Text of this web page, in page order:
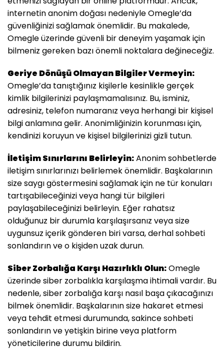
internetin anonim doğası nedeniyle Omegle’da
güvenliğinizi sağlamak önemlidir. Bu makalede,
Omegle üzerinde güvenli bir deneyim yaşamak için
bilmeniz gereken bazı önemli noktalara değineceğiz.
Geriye Dönüşü Olmayan Bilgiler Vermeyin:
Omegle’da tanıştığınız kişilerle kesinlikle gerçek
kimlik bilgilerinizi paylaşmamalısınız. Bu, isminiz,
adresiniz, telefon numaranız veya herhangi bir kişisel
bilgi anlamına gelir. Anonimliğinizin korunması için,
kendinizi koruyun ve kişisel bilgilerinizi gizli tutun.
İletişim Sınırlarını Belirleyin:Anonim sohbetlerde
iletişim sınırlarınızı belirlemek önemlidir. Başkalarının
size saygı göstermesini sağlamak için ne tür konuları
tartışabileceğinizi veya hangi tür bilgileri
paylaşabileceğinizi belirleyin. Eğer rahatsız
olduğunuz bir durumla karşılaşırsanız veya size
uygunsuz içerik gönderen biri varsa, derhal sohbeti
sonlandırın ve o kişiden uzak durun.
Siber Zorbalığa Karşı Hazırlıklı Olun:Omegle
üzerinde siber zorbalıkla karşılaşma ihtimali vardır. Bu
nedenle, siber zorbalığa karşı nasıl başa çıkacağınızı
bilmek önemlidir. Başkalarının size hakaret etmesi
veya tehdit etmesi durumunda, sakince sohbeti
sonlandırın ve yetişkin birine veya platform
yöneticilerine durumu bildirin.